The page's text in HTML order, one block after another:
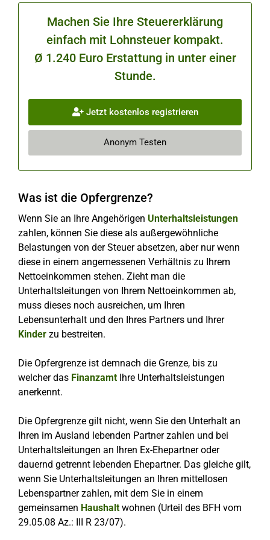
Machen Sie Ihre Steuererklärung
einfach mit Lohnsteuer kompakt.
Ø 1.240 Euro Erstattung in unter einer
Stunde.
Jetzt kostenlos registrieren
Anonym Testen
Was ist die Opfergrenze?
Wenn Sie an Ihre Angehörigen Unterhaltsleistungen
zahlen, können Sie diese als außergewöhnliche
Belastungen von der Steuer absetzen, aber nur wenn
diese in einem angemessenen Verhältnis zu Ihrem
Nettoeinkommen stehen. Zieht man die
Unterhaltsleitungen von Ihrem Nettoeinkommen ab,
muss dieses noch ausreichen, um Ihren
Lebensunterhalt und den Ihres Partners und Ihrer
Kinder zu bestreiten.
Die Opfergrenze ist demnach die Grenze, bis zu
welcher das FinanzamtIhre Unterhaltsleistungen
anerkennt.
Die Opfergrenze gilt nicht, wenn Sie den Unterhalt an
Ihren im Ausland lebenden Partner zahlen und bei
Unterhaltsleitungen an Ihren Ex-Ehepartner oder
dauernd getrennt lebenden Ehepartner. Das gleiche gilt,
wenn Sie Unterhaltsleitungen an Ihren mittellosen
Lebenspartner zahlen, mit dem Sie in einem
gemeinsamen Haushaltwohnen (Urteil des BFH vom
29.05.08 Az.: III R 23/07).